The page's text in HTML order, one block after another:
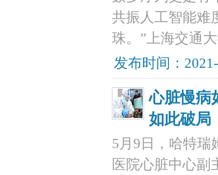
共振人工智能难
珠。”上海交通
发布时间：
心脏慢病
如此破局
5月9日，哈特瑞
医院心脏中心副